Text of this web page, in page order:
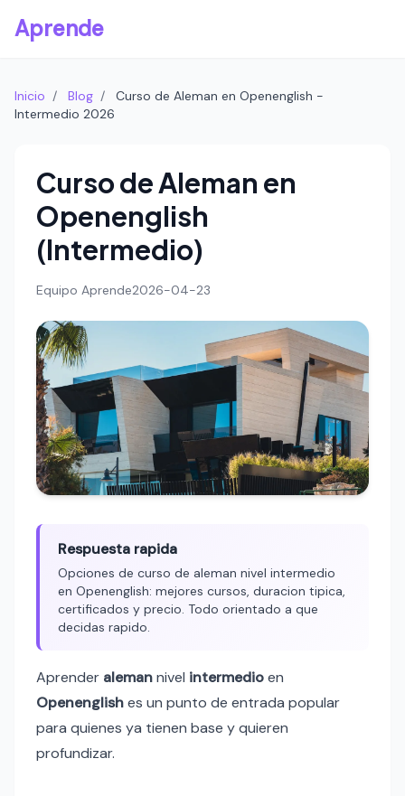
Aprende
Inicio / Blog /
Curso de Aleman en Openenglish -
Intermedio 2026
Curso de Aleman en
Openenglish
(Intermedio)
Equipo Aprende2026-04-23
Respuesta rapida
Opciones de curso de aleman nivel intermedio
en Openenglish: mejores cursos, duracion tipica,
certificados y precio. Todo orientado a que
decidas rapido.
Aprender alemannivel intermedioen
Openenglishes un punto de entrada popular
para quienes ya tienen base y quieren
profundizar.